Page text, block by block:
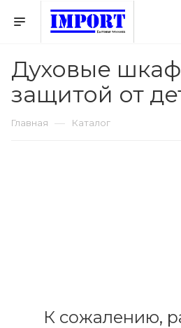
Духовые
защитой от
Главная — Каталог
К сожалению,